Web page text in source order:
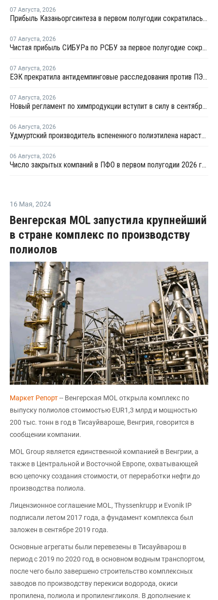
07 Августа, 2026
Прибыль Казаньоргсинтеза в первом полугодии сократилась более чем в 2 раза
07 Августа, 2026
Чистая прибыль СИБУРа по РСБУ за первое полугодие сократилась в 3,6 раза
07 Августа, 2026
ЕЭК прекратила антидемпинговые расследования против ПЭ и ПП из Азербайджана и Туркменистана
07 Августа, 2026
Новый регламент по химпродукции вступит в силу в сентябре 2027 года
06 Августа, 2026
Удмуртский производитель вспененного полиэтилена нарастит выпуск на 15%
06 Августа, 2026
Число закрытых компаний в ПФО в первом полугодии 2026 года вдвое превысило число новых
16 Мая, 2024
Венгерская MOL запустила крупнейший
в стране комплекс по производству
полиолов
Маркет Репорт-- Венгерская MOL открыла комплекс по
выпуску полиолов стоимостью EUR1,3 млрд и мощностью
200 тыс. тонн в год в Тисауйвароше, Венгрия, говорится в
сообщении компании.
MOL Group является единственной компанией в Венгрии, а
также в Центральной и Восточной Европе, охватывающей
всю цепочку создания стоимости, от переработки нефти до
производства полиола.
Лицензионное соглашение MOL, Thyssenkrupp и Evonik IP
подписали летом 2017 года, а фундамент комплекса был
заложен в сентябре 2019 года.
Основные агрегаты были перевезены в Тисауйварош в
период с 2019 по 2020 год, в основном водным транспортом,
после чего было завершено строительство комплексных
заводов по производству перекиси водорода, окиси
пропилена, полиола и пропиленгликоля. В дополнение к